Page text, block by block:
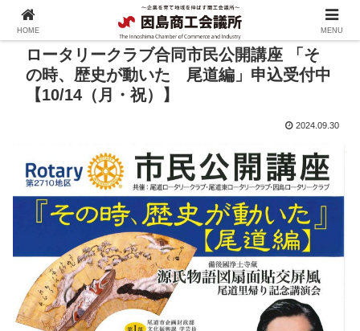
ロータリークラブ合同市民公開講座 「そ
の時、歴史が動いた 尾道編」申込受付中
【10/14（月・祝）】
2024.09.30
HOME MENU